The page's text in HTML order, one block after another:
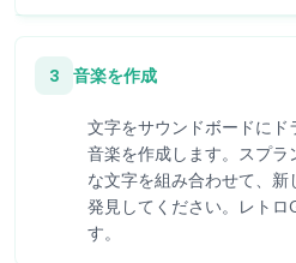
3 音楽を作成
文字をサウンドボードにド
音楽を作成します。スプ
な文字を組み合わせて、
発見してください。レト
す。